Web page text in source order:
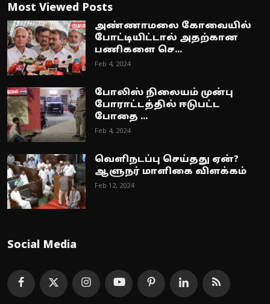
Most Viewed Posts
அண்ணாமலை கோவையில்
போட்டியிட்டால் அதற்கான
பணிகளை செ...
Feb 4, 2024
போலிஸ் நிலையம் முன்பு
போராட்டத்தில் ஈடுபட்ட
போதை ...
Feb 4, 2024
வெளிநடப்பு செய்தது ஏன்?
ஆளுநர் மாளிகை விளக்கம்
Feb 12, 2024
Social Media